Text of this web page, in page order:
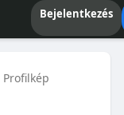
Bejelentkezés
Profilkép